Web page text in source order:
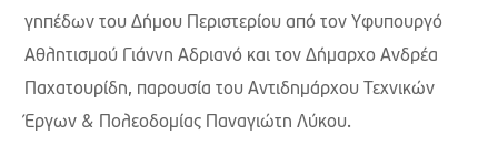
γηπέδων του Δήμου Περιστερίου από τον Υφυπουργό
Αθλητισμού Γιάννη Αδριανό και τον Δήμαρχο Ανδρέα
Παχατουρίδη, παρουσία του Αντιδημάρχου Τεχνικών
Έργων & Πολεοδομίας Παναγιώτη Λύκου.